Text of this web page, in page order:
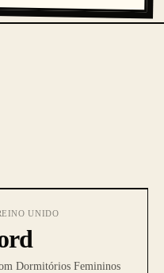
UNIDO
Dormitórios Femininos